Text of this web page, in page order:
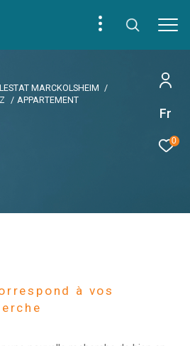
Fr
0
MARCKOLSHEIM
APPARTEMENT
à vos